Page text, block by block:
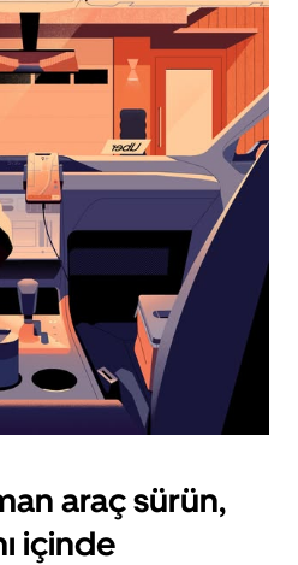
araç sürün,
içinde